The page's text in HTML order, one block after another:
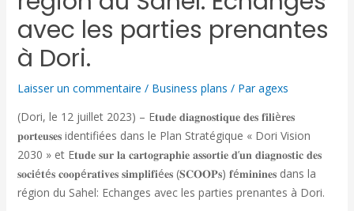
avec les parties prenantes
à Dori.
Laisser un commentaire / Business plans / Paragexs
(Dori, le 12 juillet 2023) – E𝐭𝐮𝐝𝐞 𝐝𝐢𝐚𝐠𝐧𝐨𝐬𝐭𝐢𝐪𝐮𝐞 𝐝𝐞𝐬 𝐟𝐢𝐥𝐢è𝐫𝐞𝐬
𝐩𝐨𝐫𝐭𝐞𝐮𝐬𝐞𝐬 identifiées dans le Plan Stratégique « Dori Vision
2030 » et E𝐭𝐮𝐝𝐞 𝐬𝐮𝐫 𝐥𝐚 𝐜𝐚𝐫𝐭𝐨𝐠𝐫𝐚𝐩𝐡𝐢𝐞 𝐚𝐬𝐬𝐨𝐫𝐭𝐢𝐞 𝐝’𝐮𝐧 𝐝𝐢𝐚𝐠𝐧𝐨𝐬𝐭𝐢𝐜 𝐝𝐞𝐬
𝐬𝐨𝐜𝐢é𝐭é𝐬 𝐜𝐨𝐨𝐩é𝐫𝐚𝐭𝐢𝐯𝐞𝐬 𝐬𝐢𝐦𝐩𝐥𝐢𝐟𝐢é𝐞𝐬 (𝐒𝐂𝐎𝐎𝐏𝐬) 𝐟é𝐦𝐢𝐧𝐢𝐧𝐞𝐬 dans la
région du Sahel: Echanges avec les parties prenantes à Dori.